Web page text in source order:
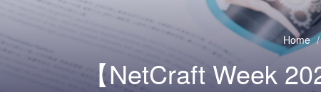
Home /
【NetCraft Week